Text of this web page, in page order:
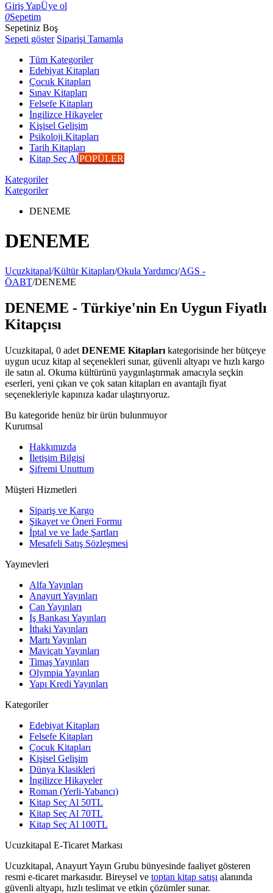
Giriş YapÜye ol
0Sepetim
Sepetiniz Boş
Sepeti göster Siparişi Tamamla
Tüm Kategoriler
Edebiyat Kitapları
Çocuk Kitapları
Sınav Kitapları
Felsefe Kitapları
İngilizce Hikayeler
Kişisel Gelişim
Psikoloji Kitapları
Tarih Kitapları
Kitap Seç AlPOPÜLER
Kategoriler
Kategoriler
DENEME
DENEME
Ucuzkitapal/Kültür Kitapları/Okula Yardımcı/AGS -
ÖABT/DENEME
DENEME - Türkiye'nin En Uygun Fiyatlı
Kitapçısı
Ucuzkitapal, 0 adet DENEME Kitapları kategorisinde her bütçeye
uygun ucuz kitap al seçenekleri sunar, güvenli altyapı ve hızlı kargo
ile satın al. Okuma kültürünü yaygınlaştırmak amacıyla seçkin
eserleri, yeni çıkan ve çok satan kitapları en avantajlı fiyat
seçenekleriyle kapınıza kadar ulaştırıyoruz.
Bu kategoride henüz bir ürün bulunmuyor
Kurumsal
Hakkımızda
İletişim Bilgisi
Şifremi Unuttum
Müşteri Hizmetleri
Sipariş ve Kargo
Şikayet ve Öneri Formu
İptal ve ve İade Şartları
Mesafeli Satış Sözleşmesi
Yayınevleri
Alfa Yayınları
Anayurt Yayınları
Can Yayınları
İş Bankası Yayınları
İthaki Yayınları
Martı Yayınları
Maviçatı Yayınları
Timaş Yayınları
Olympia Yayınları
Yapı Kredi Yayınları
Kategoriler
Edebiyat Kitapları
Felsefe Kitapları
Çocuk Kitapları
Kişisel Gelişim
Dünya Klasikleri
İngilizce Hikayeler
Roman (Yerli-Yabancı)
Kitap Seç Al 50TL
Kitap Seç Al 70TL
Kitap Seç Al 100TL
Ucuzkitapal E-Ticaret Markası
Ucuzkitapal, Anayurt Yayın Grubu bünyesinde faaliyet gösteren
resmi e-ticaret markasıdır. Bireysel ve toptan kitap satışı alanında
güvenli altyapı, hızlı teslimat ve etkin çözümler sunar.